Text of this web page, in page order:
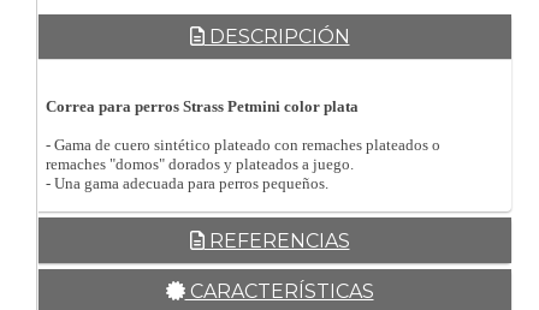
DESCRIPCIÓN
Correa para perros Strass Petmini color plata
- Gama de cuero sintético plateado con remaches plateados o
remaches "domos" dorados y plateados a juego.
- Una gama adecuada para perros pequeños.
REFERENCIAS
CARACTERÍSTICAS